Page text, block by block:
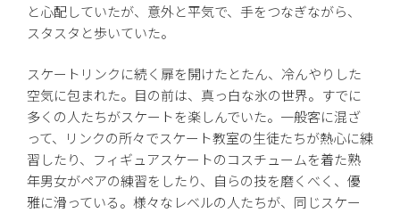
と心配していたが、意外と平気で、手をつなぎながら、
スタスタと歩いていた。
スケートリンクに続く扉を開けたとたん、冷んやりした
空気に包まれた。目の前は、真っ白な氷の世界。すでに
多くの人たちがスケートを楽しんでいた。一般客に混ざ
って、リンクの所々でスケート教室の生徒たちが熱心に練
習したり、フィギュアスケートのコスチュームを着た熟
年男女がペアの練習をしたり、自らの技を磨くべく、優
雅に滑っている。様々なレベルの人たちが、同じスケー